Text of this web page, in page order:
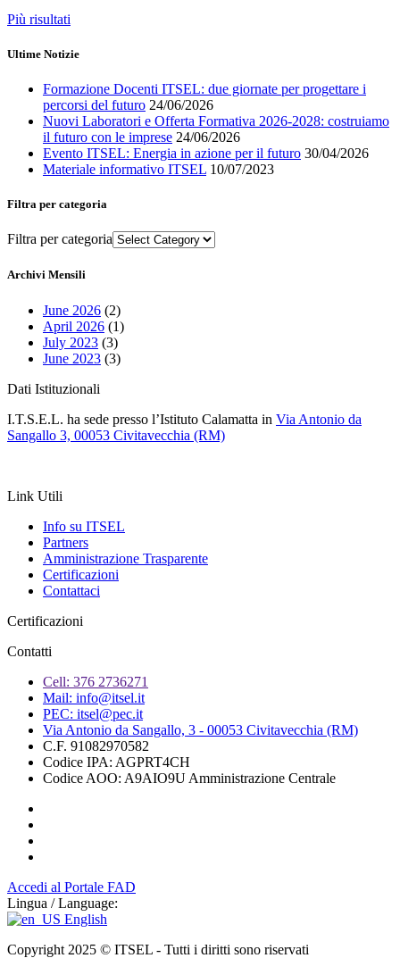
Più risultati
Ultime Notizie
Formazione Docenti ITSEL: due giornate per progettare i
percorsi del futuro 24/06/2026
Nuovi Laboratori e Offerta Formativa 2026-2028: costruiamo
il futuro con le imprese 24/06/2026
Evento ITSEL: Energia in azione per il futuro 30/04/2026
Materiale informativo ITSEL 10/07/2023
Filtra per categoria
Filtra per categoria
Archivi Mensili
June 2026 (2)
April 2026 (1)
July 2023 (3)
June 2023 (3)
Dati Istituzionali
I.T.S.E.L. ha sede presso l’Istituto Calamatta in Via Antonio da
Sangallo 3, 00053 Civitavecchia (RM)
Link Utili
Info su ITSEL
Partners
Amministrazione Trasparente
Certificazioni
Contattaci
Certificazioni
Contatti
Cell: 376 2736271
Mail: info@itsel.it
PEC: itsel@pec.it
Via Antonio da Sangallo, 3 - 00053 Civitavecchia (RM)
C.F. 91082970582
Codice IPA: AGPRT4CH
Codice AOO: A9AIO9U Amministrazione Centrale
Accedi al Portale FAD
Lingua / Language:
English
Copyright 2025 © ITSEL - Tutti i diritti sono riservati